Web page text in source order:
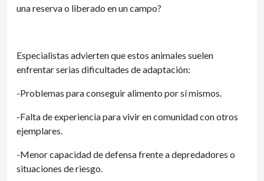
una reserva o liberado en un campo?
Especialistas advierten que estos animales suelen
enfrentar serias dificultades de adaptación:
-Problemas para conseguir alimento por sí mismos.
-Falta de experiencia para vivir en comunidad con otros
ejemplares.
-Menor capacidad de defensa frente a depredadores o
situaciones de riesgo.